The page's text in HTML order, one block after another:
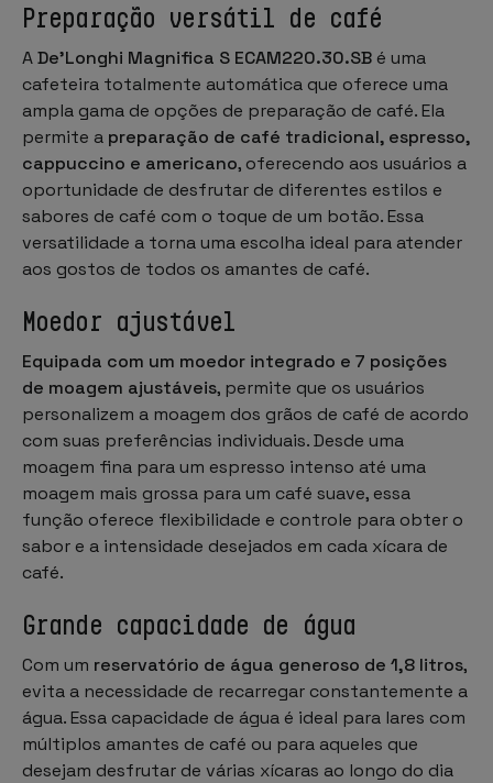
Preparação versátil de café
ADe'Longhi Magnifica S ECAM220.30.SB é uma
cafeteira totalmente automática que oferece uma
ampla gama de opções de preparação de café. Ela
permite a preparação de café tradicional, espresso,
cappuccino e americano, oferecendo aos usuários a
oportunidade de desfrutar de diferentes estilos e
sabores de café com o toque de um botão. Essa
versatilidade a torna uma escolha ideal para atender
aos gostos de todos os amantes de café.
Moedor ajustável
Equipada com um moedor integrado e 7 posições
de moagem ajustáveis, permite que os usuários
personalizem a moagem dos grãos de café de acordo
com suas preferências individuais. Desde uma
moagem fina para um espresso intenso até uma
moagem mais grossa para um café suave, essa
função oferece flexibilidade e controle para obter o
sabor e a intensidade desejados em cada xícara de
café.
Grande capacidade de água
Com um reservatório de água generoso de 1,8 litros,
evita a necessidade de recarregar constantemente a
água. Essa capacidade de água é ideal para lares com
múltiplos amantes de café ou para aqueles que
desejam desfrutar de várias xícaras ao longo do dia